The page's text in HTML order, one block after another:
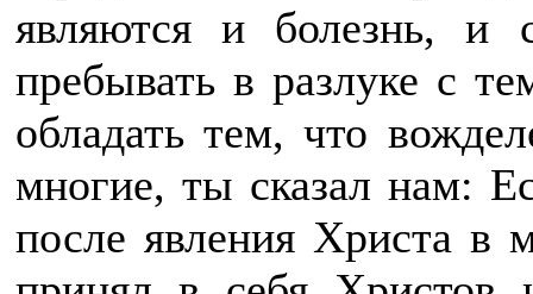
являются и болезнь, и
пребывать в разлуке с
обладать тем, что
многие, ты сказал нам:
после явления Христа в